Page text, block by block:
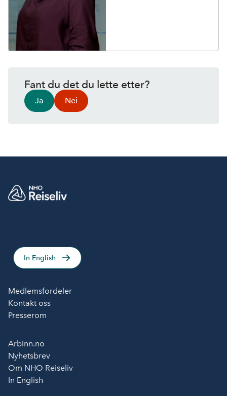
Fant du det du lette etter?
Ja Nei
In English
Medlemsfordeler
Kontakt oss
Presserom
Arbinn.no
Nyhetsbrev
Om NHO Reiseliv
In English